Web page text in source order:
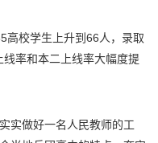
高校学生上升到66人，录取
率和本二上线率大幅度提
实做好一名人民教师的工